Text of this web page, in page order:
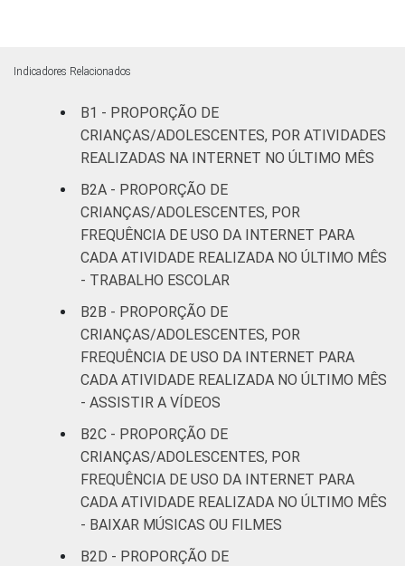
Indicadores Relacionados
B1 - PROPORÇÃO DE
CRIANÇAS/ADOLESCENTES, POR ATIVIDADES
REALIZADAS NA INTERNET NO ÚLTIMO MÊS
B2A - PROPORÇÃO DE
CRIANÇAS/ADOLESCENTES, POR
FREQUÊNCIA DE USO DA INTERNET PARA
CADA ATIVIDADE REALIZADA NO ÚLTIMO MÊS
- TRABALHO ESCOLAR
B2B - PROPORÇÃO DE
CRIANÇAS/ADOLESCENTES, POR
FREQUÊNCIA DE USO DA INTERNET PARA
CADA ATIVIDADE REALIZADA NO ÚLTIMO MÊS
- ASSISTIR A VÍDEOS
B2C - PROPORÇÃO DE
CRIANÇAS/ADOLESCENTES, POR
FREQUÊNCIA DE USO DA INTERNET PARA
CADA ATIVIDADE REALIZADA NO ÚLTIMO MÊS
- BAIXAR MÚSICAS OU FILMES
B2D - PROPORÇÃO DE